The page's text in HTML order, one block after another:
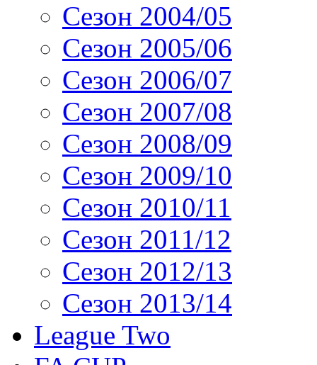
Сезон 2004/05
Сезон 2005/06
Сезон 2006/07
Сезон 2007/08
Сезон 2008/09
Сезон 2009/10
Сезон 2010/11
Сезон 2011/12
Сезон 2012/13
Сезон 2013/14
League Two